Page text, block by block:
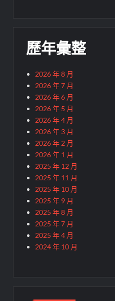
歷年彙整
2026 年 8 月
2026 年 7 月
2026 年 6 月
2026 年 5 月
2026 年 4 月
2026 年 3 月
2026 年 2 月
2026 年 1 月
2025 年 12 月
2025 年 11 月
2025 年 10 月
2025 年 9 月
2025 年 8 月
2025 年 7 月
2025 年 4 月
2024 年 10 月